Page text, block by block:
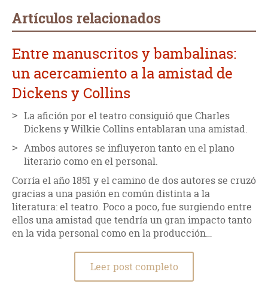
Artículos relacionados
Entre manuscritos y bambalinas:
un acercamiento a la amistad de
Dickens y Collins
La afición por el teatro consiguió que Charles
Dickens y Wilkie Collins entablaran una amistad.
Ambos autores se influyeron tanto en el plano
literario como en el personal.
Corría el año 1851 y el camino de dos autores se cruzó
gracias a una pasión en común distinta a la
literatura: el teatro. Poco a poco, fue surgiendo entre
ellos una amistad que tendría un gran impacto tanto
en la vida personal como en la producción…
Leer post completo